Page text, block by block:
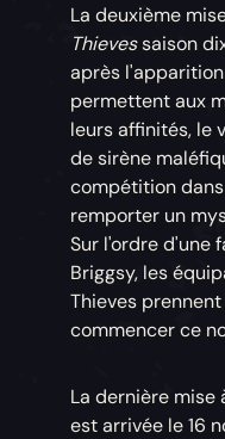
La deuxième
Thievessaison
après
permettent aux
leurs affinités, le
de sirène
compétition
remporter un
Sur l'ordre d'une
Briggsy, les
Thieves
commencer ce
La dernière
est arrivée le 16